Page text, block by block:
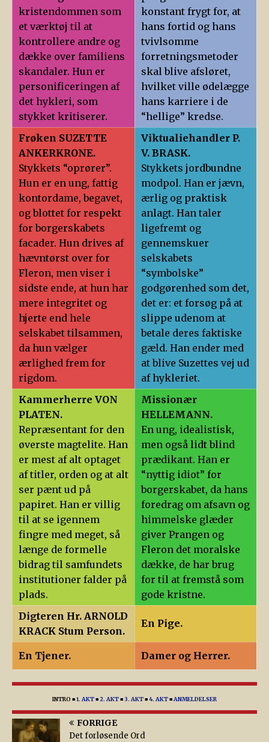
kristendommen som
et værktøj til at
kontrollere andre og
dække over familiens
skandaler. Hun er
personificeringen af
det hykleri, som
stykket kritiserer.
konstant frygt for, at
hans fortid og hans
tvivlsomme
forretningsmetoder
skal blive afsløret,
hvilket ville ødelægge
hans karriere i de
“hellige” kredse.
Frøken SUZETTE
ANKERKRONE.
Stykkets “oprører”.
Hun er en ung, fattig
kontordame, begavet,
og blottet for respekt
for borgerskabets
facader. Hun drives af
hævntørst over for
Fleron, men viser i
sidste ende, at hun har
mere integritet og
hjerte end hele
selskabet tilsammen,
da hun vælger
ærlighed frem for
rigdom.
Viktualiehandler P.
V. BRASK.
Stykkets jordbundne
modpol. Han er jævn,
ærlig og praktisk
anlagt. Han taler
ligefremt og
gennemskuer
selskabets
“symbolske”
godgørenhed som det,
det er: et forsøg på at
slippe udenom at
betale deres faktiske
gæld. Han ender med
at blive Suzettes vej ud
af hykleriet.
Kammerherre VON
PLATEN.
Repræsentant for den
øverste magtelite. Han
er mest af alt optaget
af titler, orden og at alt
ser pænt ud på
papiret. Han er villig
til at se igennem
fingre med meget, så
længe de formelle
bidrag til samfundets
institutioner falder på
plads.
Missionær
HELLEMANN.
En ung, idealistisk,
men også lidt blind
prædikant. Han er
“nyttig idiot” for
borgerskabet, da hans
foredrag om afsavn og
himmelske glæder
giver Prangen og
Fleron det moralske
dække, de har brug
for til at fremstå som
gode kristne.
Digteren Hr. ARNOLD
KRACK Stum Person.
En Pige.
En Tjener. Damer og Herrer.
INTRO ■1. AKT■2. AKT■3. AKT■4. AKT■ANMELDELSER
FORRIGE
Det forløsende Ord